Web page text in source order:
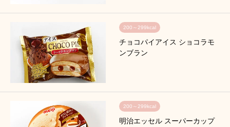
200～299kcal
チョコパイアイス ショコラモ
ンブラン
200～299kcal
明治エッセル スーパーカップ